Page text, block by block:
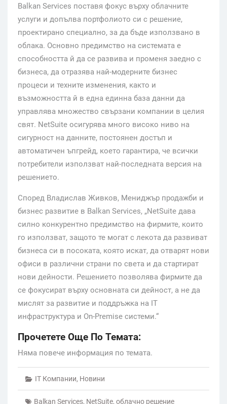
Balkan Services поставя фокус върху облачните
услуги и допълва портфолиото си с решение,
проектирано специално, за да бъде използвано в
облака. Основно предимство на системата e
способността й да се развива и променя заедно с
бизнеса, да отразява най-модерните бизнес
процеси и техните изменения, както и
възможността й в една единна база данни да
управлява множество свързани компании в целия
свят. NetSuite осигурява много високо ниво на
сигурност на данните, постоянен достъп и
автоматичен ъпгрейд, което гарантира, че всички
потребители използват най-последната версия на
решението.
Според Владислав Живков, Мениджър продажби и
бизнес развитие в Balkan Services, „NetSuite дава
силно конкурентно предимство на фирмите, които
го използват, защото те могат с лекота да развиват
бизнеса си в посоката, която искат, да отварят нови
офиси в различни страни по света и да стартират
нови дейности. Решението позволява фирмите да
се фокусират върху основната си дейност, а не да
мислят за развитие и поддръжка на IT
инфраструктура и On-Premise системи.“
Прочетете Още По Темата:
Няма повече информация по темата.
IT Компании, Новини
Balkan Services, NetSuite, облачно решение